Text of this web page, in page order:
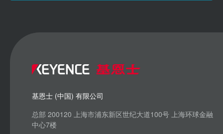
基恩士 (中国) 有限公司
总部 200120 上海市浦东新区世纪大道100号 上海环球金融
中心7楼